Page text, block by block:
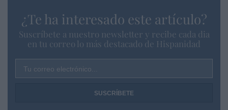
¿Te ha interesado este artículo?
Suscríbete a nuestro newsletter y recibe cada dia
en tu correo lo más destacado de Hispanidad
Tu correo electrónico...